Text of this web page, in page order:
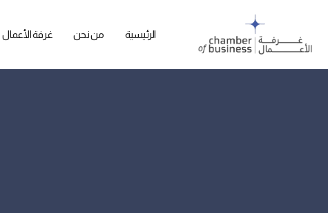
الرئيسية من نحن غرفة الأعمال